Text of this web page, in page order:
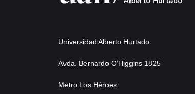
Universidad Alberto Hurtado
Avda. Bernardo O’Higgins 1825
Metro Los Héroes